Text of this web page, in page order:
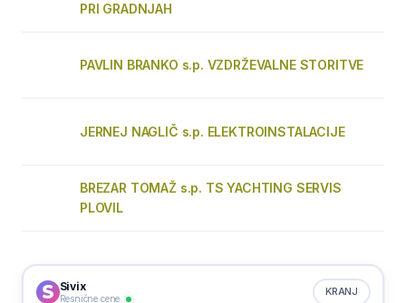
PRI GRADNJAH
PAVLIN BRANKO s.p. VZDRŽEVALNE STORITVE
JERNEJ NAGLIČ s.p. ELEKTROINSTALACIJE
BREZAR TOMAŽ s.p. TS YACHTING SERVIS
PLOVIL
Sivix
Resnične cene
KRANJ